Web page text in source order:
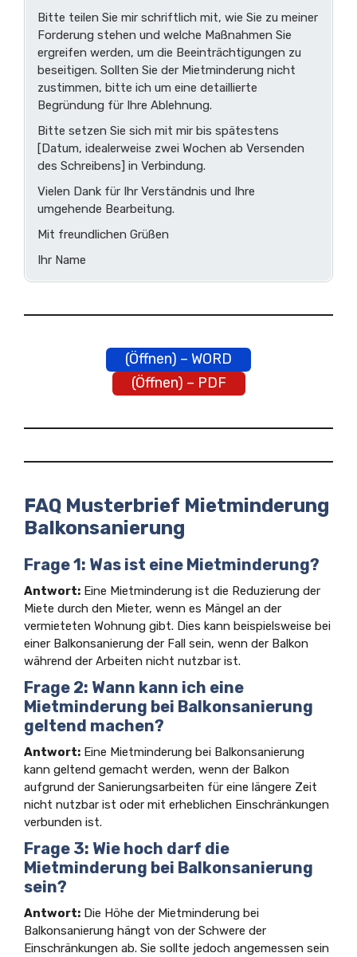
Bitte teilen Sie mir schriftlich mit, wie Sie zu meiner
Forderung stehen und welche Maßnahmen Sie
ergreifen werden, um die Beeinträchtigungen zu
beseitigen. Sollten Sie der Mietminderung nicht
zustimmen, bitte ich um eine detaillierte
Begründung für Ihre Ablehnung.
Bitte setzen Sie sich mit mir bis spätestens
[Datum, idealerweise zwei Wochen ab Versenden
des Schreibens] in Verbindung.
Vielen Dank für Ihr Verständnis und Ihre
umgehende Bearbeitung.
Mit freundlichen Grüßen
Ihr Name
(Öffnen) – WORD
(Öffnen) – PDF
FAQ Musterbrief Mietminderung
Balkonsanierung
Frage 1: Was ist eine Mietminderung?
Antwort: Eine Mietminderung ist die Reduzierung der
Miete durch den Mieter, wenn es Mängel an der
vermieteten Wohnung gibt. Dies kann beispielsweise bei
einer Balkonsanierung der Fall sein, wenn der Balkon
während der Arbeiten nicht nutzbar ist.
Frage 2: Wann kann ich eine
Mietminderung bei Balkonsanierung
geltend machen?
Antwort: Eine Mietminderung bei Balkonsanierung
kann geltend gemacht werden, wenn der Balkon
aufgrund der Sanierungsarbeiten für eine längere Zeit
nicht nutzbar ist oder mit erheblichen Einschränkungen
verbunden ist.
Frage 3: Wie hoch darf die
Mietminderung bei Balkonsanierung
sein?
Antwort: Die Höhe der Mietminderung bei
Balkonsanierung hängt von der Schwere der
Einschränkungen ab. Sie sollte jedoch angemessen sein